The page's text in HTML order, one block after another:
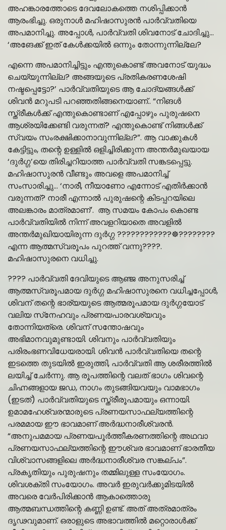
അഹങ്കാരത്തോടെ ദേവലോകത്തെ നശിപ്പിക്കാൻ
ആരംഭിച്ചു. ഒരുനാൾ മഹിഷാസുരൻ പാർവ്വതിയെ
അപമാനിച്ചു. അപ്പോൾ, പാർവ്വതി ശിവനോട് ചോദിച്ചു…
‘അങേക്ക് ഇത് കേൾക്കയിൽ ഒന്നും തോന്നുന്നില്ലേ?
എന്നെ അപമാനിച്ചിട്ടും എന്തുകൊണ്ട് അവനോട് യുദ്ധം
ചെയ്യുന്നില്ല? അങ്ങയുടെ പ്രതികരണശേഷി
നഷ്ടപ്പെട്ടോ?’ പാർവ്വതിയുടെ ആ ചോദ്യങ്ങൾക്ക്
ശിവൻ മറുപടി പറഞ്ഞതിങ്ങനെയാണ്.. “നിങൾ
സ്ത്രീകൾക്ക് എന്തുകൊണ്ടാണ് എപ്പോഴും പുരുഷനെ
ആശ്രയിക്കേണ്ടി വരുന്നത്? എന്തുകൊണ്ട് നിങ്ങൾക്ക്
സ്വയം സംരക്ഷിക്കാനാവുന്നില്ല?”. ആ വാക്കുകൾ
കേട്ടിട്ടും, തന്റെ ഉള്ളിൽ ഒളിച്ചിരിക്കുന്ന അന്തർമുഖയായ
‘ദുർഗ്ഗ’യെ തിരിച്ചറിയാത്ത പാർവ്വതി സങ്കടപ്പെട്ടു.
മഹിഷാസുരൻ വീണ്ടും അവളെ അപമാനിച്ച്
സംസാരിച്ചു… ‘നാരീ, നീയാണോ എന്നോട് എതിർക്കാൻ
വരുന്നത്? നാരീ എന്നാൽ പുരുഷന്റെ കിടപ്പറയിലെ
അലങ്കാരം മാത്രമാണ്’. ആ സമയം കോപം കൊണ്ട
പാർവ്വതിയിൽ നിന്ന് അവളറിയാതെ അവളിൽ
അന്തർമുഖിയായിരുന്ന ദുർഗ്ഗ ????????????☸️????????
എന്ന ആത്മസ്വരൂപം പുറത്ത് വന്നു????.
മഹിഷാസുരനെ വധിച്ചു.
???? പാർവ്വതി ദേവിയുടെ ആഞ്ജ അനുസരിച്ച്
ആത്മസ്വരൂപമായ ദുർഗ്ഗ മഹിഷാസുരനെ വധിച്ചപ്പോൾ,
ശിവന് തന്റെ ഭാര്യയുടെ ആത്മരൂപമായ ദുര്‍ഗ്ഗയോട്
വലിയ സ്‌നേഹവും പ്രണയപാരവശ്യവും
തോന്നിയത്രെ. ശിവന് സന്തോഷവും
അഭിമാനവുമുണ്ടായി. ശിവനും പാർവ്വതിയും
പരിരംഭണവിധേയരായി. ശിവൻ പാർവ്വതിയെ തന്റെ
ഇടത്തെ തുടയിൽ ഇരുത്തി, പാർവ്വതി ആ ശരീരത്തിൽ
ലയിച്ച് ചേർന്നു. ആ രൂപത്തിന്റെ വലത് ഭാഗം ശിവന്റെ
ചിഹ്നങ്ങളായ ജഡ, നാഗം തുടങ്ങിയവയും വാമഭാഗം
(ഇടത്) പാർവ്വതിയുടെ സ്ത്രീരൂപമായും ഒന്നായി.
ഉമാമഹേശ്വരന്മാരുടെ പ്രണയസാഫല്യത്തിന്റെ
പരമമായ ഈ ഭാവമാണ് അർദ്ധനാരീശ്വരൻ.
“അനുപമമായ പ്രണയപൂർത്തീകരണത്തിന്റെ അഥവാ
പ്രണയസാഫല്യത്തിന്റെ ഈശ്വര ഭാവമാണ് ഭാരതീയ
വിശ്വാസങ്ങളിലെ അർദ്ധനാരീശ്വര സങ്കല്പം”.
പ്രകൃതിയും പുരുഷനും തമ്മിലുള്ള സംയോഗം.
ശിവശക്തി സംയോഗം. അവർ ഇരുവർക്കുമിടയിൽ
അവരെ വേർപിരിക്കാൻ ആകാത്തൊരു
ആത്മബന്ധത്തിന്റെ കണ്ണി ഉണ്ട്. അത് അത്രമാത്രം
ദൃഢവുമാണ്. ഒരാളുടെ അഭാവത്തിൽ മറ്റൊരാൾക്ക്